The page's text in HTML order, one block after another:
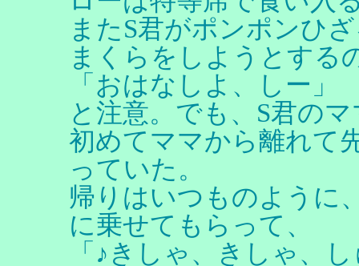
またS君がポンポンひ
まくらをしようとする
「おはなしよ、しー」
と注意。でも、S君の
初めてママから離れて
っていた。
帰りはいつものように
に乗せてもらって、
「♪きしゃ、きしゃ、